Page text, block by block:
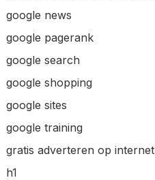
google news
google pagerank
google search
google shopping
google sites
google training
gratis adverteren op internet
h1